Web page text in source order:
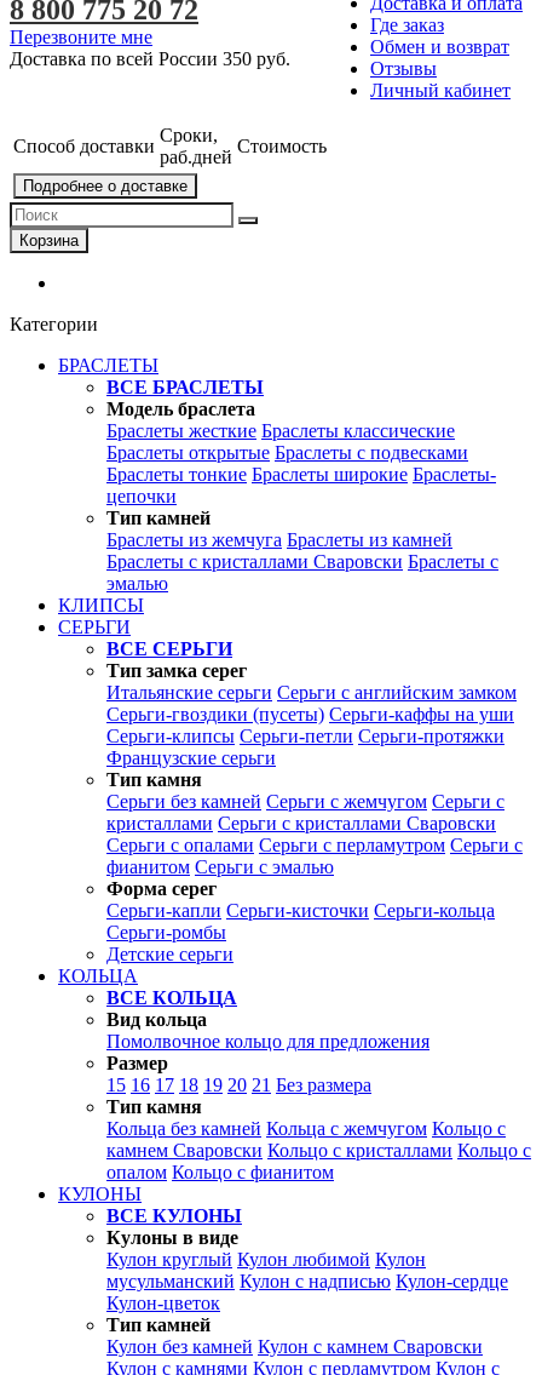
Где заказ
Обмен и возврат
Отзывы
Личный кабинет
8 800 775 20 72
Перезвоните мне
Доставка по всей России 350 руб.
Способ доставки
Сроки,
раб.дней
Стоимость
Подробнее о доставке
Корзина
Категории
БРАСЛЕТЫ
ВСЕ БРАСЛЕТЫ
Модель браслета
Браслеты жесткие Браслеты классические
Браслеты открытые Браслеты с подвесками
Браслеты тонкие Браслеты широкие Браслеты-
цепочки
Тип камней
Браслеты из жемчуга Браслеты из камней
Браслеты с кристаллами Сваровски Браслеты с
эмалью
КЛИПСЫ
СЕРЬГИ
ВСЕ СЕРЬГИ
Тип замка серег
Итальянские серьги Серьги с английским замком
Серьги-гвоздики (пусеты) Серьги-каффы на уши
Серьги-клипсы Серьги-петли Серьги-протяжки
Французские серьги
Тип камня
Серьги без камней Серьги с жемчугом Серьги с
кристаллами Серьги с кристаллами Сваровски
Серьги с опалами Серьги с перламутром Серьги с
фианитом Серьги с эмалью
Форма серег
Серьги-капли Серьги-кисточки Серьги-кольца
Серьги-ромбы
Детские серьги
КОЛЬЦА
ВСЕ КОЛЬЦА
Вид кольца
Помолвочное кольцо для предложения
Размер
15 16 17 18 19 20 21 Без размера
Тип камня
Кольца без камней Кольца с жемчугом Кольцо с
камнем Сваровски Кольцо с кристаллами Кольцо с
опалом Кольцо с фианитом
КУЛОНЫ
ВСЕ КУЛОНЫ
Кулоны в виде
Кулон круглый Кулон любимой Кулон
мусульманский Кулон с надписью Кулон-сердце
Кулон-цветок
Тип камней
Кулон без камней Кулон с камнем Сваровски
Кулон с камнями Кулон с перламутром Кулон с